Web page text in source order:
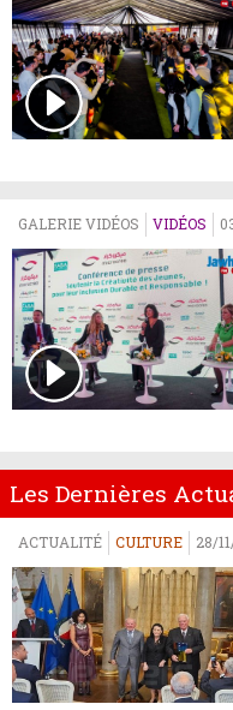
GALERIE VIDÉOS VIDÉOS
Les Dernières
ACTUALITÉ CULTURE 28/